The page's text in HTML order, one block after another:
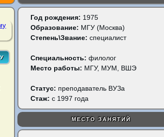
Год рождения: 1975
Образование: МГУ (Москва)
Степень\Звание: специалист
Специальность: филолог
Место работы: МГУ, МУМ, ВШЭ
Статус: преподаватель ВУЗа
Стаж: с 1997 года
МЕСТО ЗАНЯТИЙ